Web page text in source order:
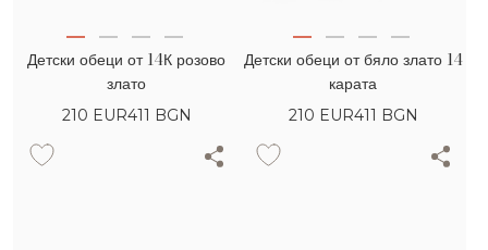
Детски обеци от 14К розово
злато
210 EUR411 BGN
Детски обеци от бяло злато 14
карата
210 EUR411 BGN